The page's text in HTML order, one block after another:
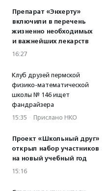
Препарат «Энхерту»
включили в перечень
жизненно необходимых
и важнейших лекарств
16:27
Клуб друзей пермской
физико-математической
школы № 146 ищет
фандрайзера
15:35 · Прислано НКО
Проект «Школьный друг»
открыл набор участников
на новый учебный год
15:16